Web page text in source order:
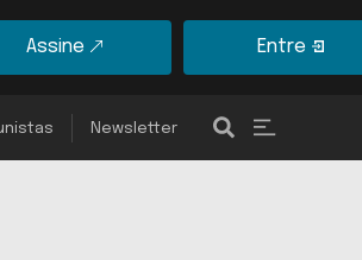
Assine Entre
Newsletter